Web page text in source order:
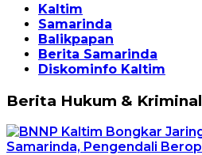
Kaltim
Samarinda
Balikpapan
Berita Samarinda
Diskominfo Kaltim
Berita Hukum & Kriminal